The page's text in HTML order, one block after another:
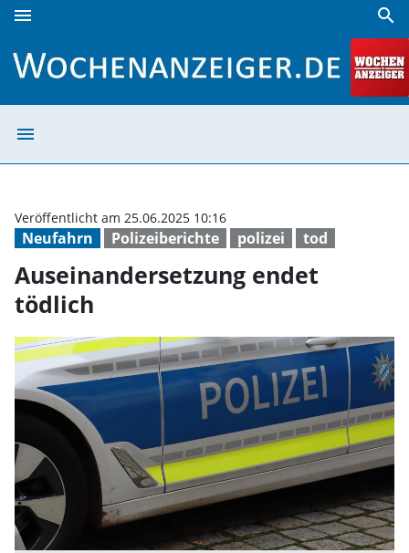
menu search
menu
Neufahrn Polizeiberichte polizei tod
Veröffentlicht am 25.06.2025 10:16
Auseinandersetzung endet
tödlich